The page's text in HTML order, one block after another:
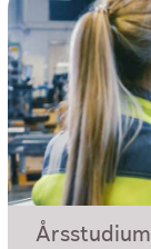
Årsstudium